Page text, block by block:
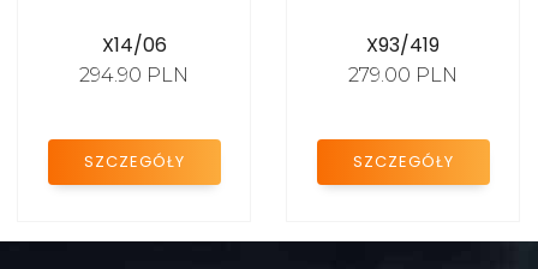
Puchary zimowe
Puchary policja
X14/06
294.90 PLN
SZCZEGÓŁY
X93/419
279.00 PLN
SZCZEGÓŁY